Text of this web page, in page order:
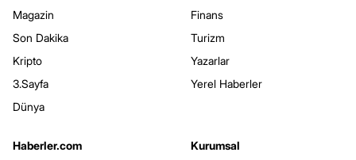
Magazin
Son Dakika
Kripto
3.Sayfa
Dünya
Finans
Turizm
Yazarlar
Yerel Haberler
Haberler.com
Kurumsal